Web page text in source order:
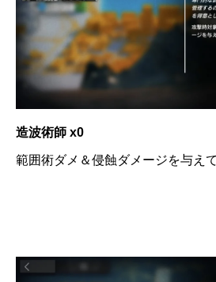
造波術師 x0
範囲術ダメ＆侵蝕ダメージを与え